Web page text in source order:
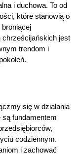
i duchowa. To od
które stanowią o
chrześcijańskich jest
trendom i
się w działania
fundamentem
codziennym.
i zachować